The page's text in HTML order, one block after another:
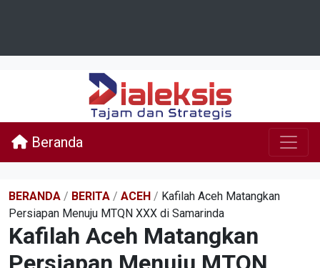
Beranda
BERANDA / BERITA / ACEH / Kafilah Aceh Matangkan
Persiapan Menuju MTQN XXX di Samarinda
Kafilah Aceh Matangkan